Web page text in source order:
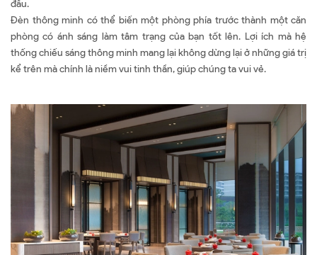
đầu.
Đèn thông minh có thể biến một phòng phía trước thành một căn
phòng có ánh sáng làm tâm trạng của bạn tốt lên. Lợi ích mà hệ
thống chiếu sáng thông minh mang lại không dừng lại ở những giá trị
kể trên mà chính là niềm vui tinh thần, giúp chúng ta vui vẻ.